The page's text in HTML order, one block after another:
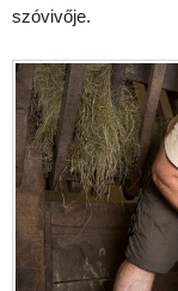
szóvivője.